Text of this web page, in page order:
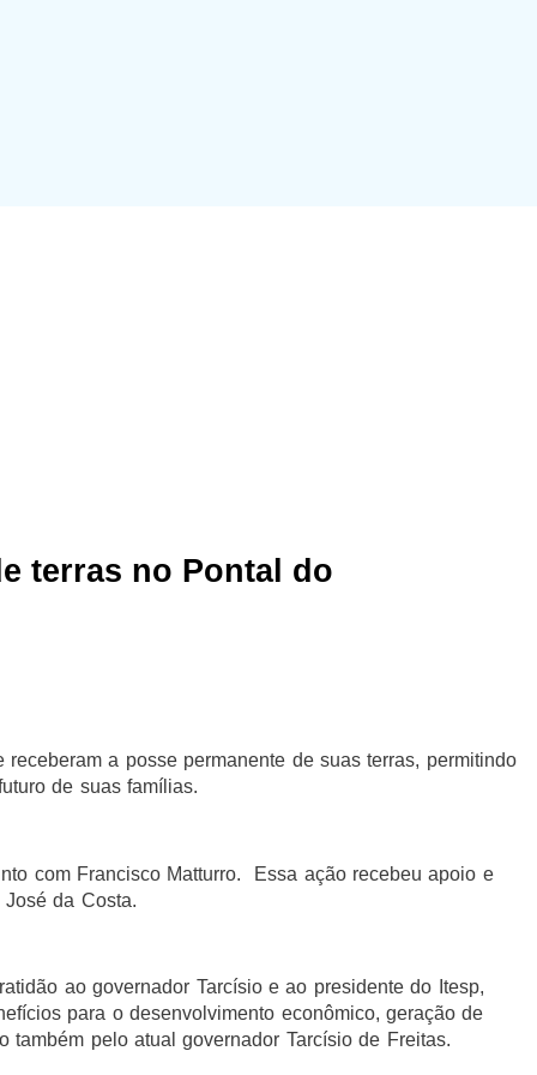
terras no Pontal do
a posse permanente de suas terras, permitindo
de suas famílias.
com Francisco Matturro. Essa ação recebeu apoio e
da Costa.
ao governador Tarcísio e ao presidente do Itesp,
para o desenvolvimento econômico, geração de
também pelo atual governador Tarcísio de Freitas.